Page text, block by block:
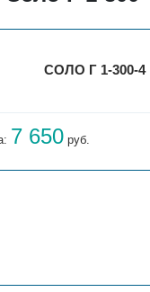
СОЛО Г 1-300-4
7 650 руб.